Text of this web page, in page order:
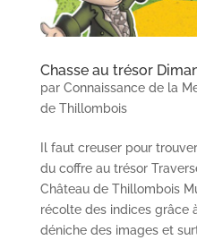
Chasse au trésor
par Connaissance de la
de Thillombois
Il faut creuser pour
du coffre au trésor
Château de Thillombois
récolte des indices grâce
déniche des images et